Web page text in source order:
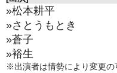
»松本耕平
»さとうもとき
»蒼子
»裕生
※出演者は情勢により変更の